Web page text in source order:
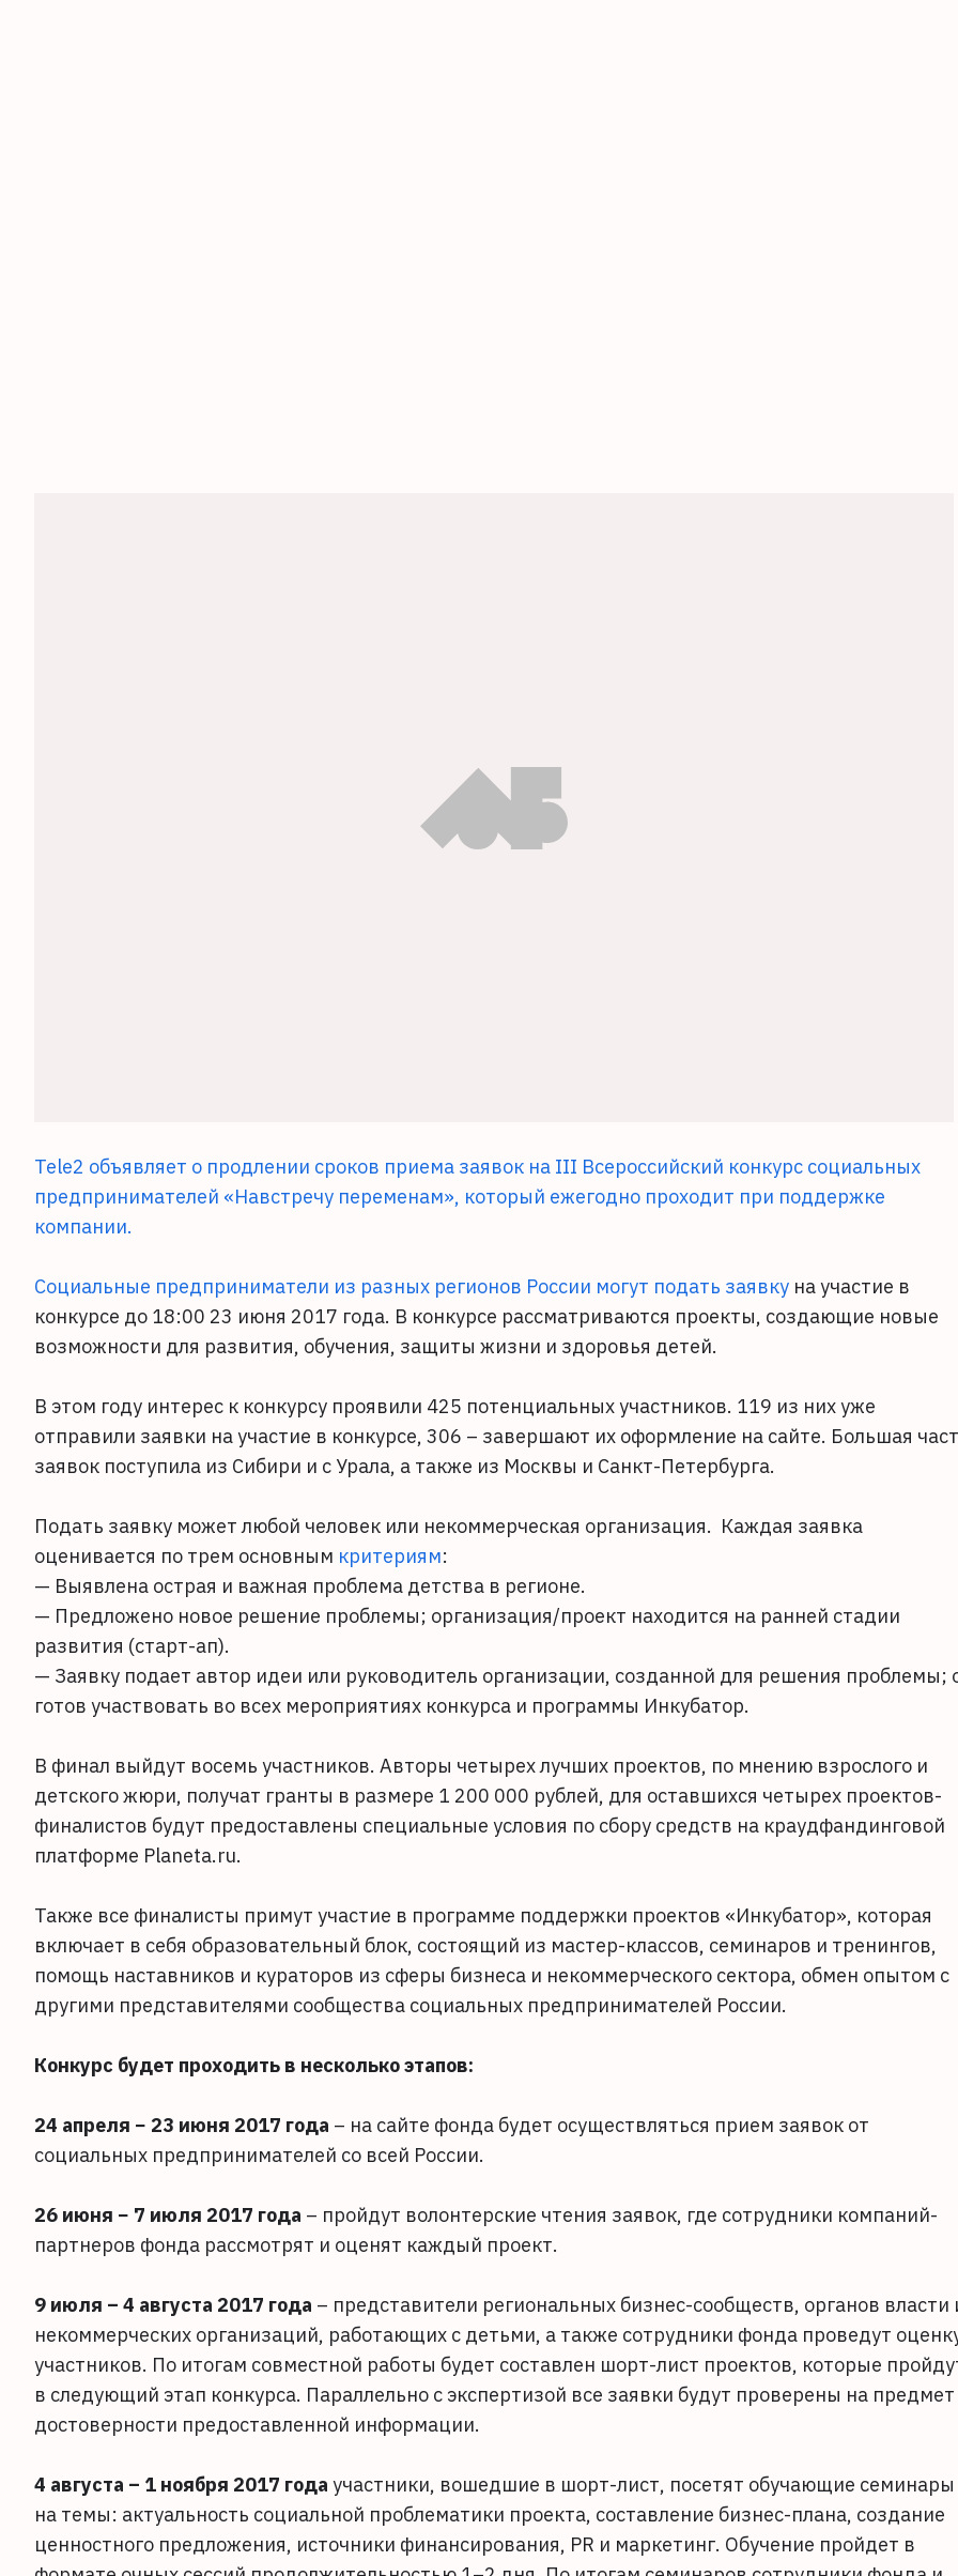
Tele2 объявляет о продлении сроков приема заявок на III Всероссийский конкурс социальных
предпринимателей «Навстречу переменам», который ежегодно проходит при поддержке
компании.
Социальные предприниматели из разных регионов России могут подать заявку на участие в
конкурсе до 18:00 23 июня 2017 года. В конкурсе рассматриваются проекты, создающие новые
возможности для развития, обучения, защиты жизни и здоровья детей.
В этом году интерес к конкурсу проявили 425 потенциальных участников. 119 из них уже
отправили заявки на участие в конкурсе, 306 – завершают их оформление на сайте. Большая
заявок поступила из Сибири и с Урала, а также из Москвы и Санкт-Петербурга.
Подать заявку может любой человек или некоммерческая организация. Каждая заявка
оценивается по трем основным критериям:
— Выявлена острая и важная проблема детства в регионе.
— Предложено новое решение проблемы; организация/проект находится на ранней стадии
развития (старт-ап).
— Заявку подает автор идеи или руководитель организации, созданной для решения проблемы;
готов участвовать во всех мероприятиях конкурса и программы Инкубатор.
В финал выйдут восемь участников. Авторы четырех лучших проектов, по мнению взрослого и
детского жюри, получат гранты в размере 1 200 000 рублей, для оставшихся четырех проектов-
финалистов будут предоставлены специальные условия по сбору средств на краудфандинговой
платформе Planeta.ru.
Также все финалисты примут участие в программе поддержки проектов «Инкубатор», которая
включает в себя образовательный блок, состоящий из мастер-классов, семинаров и тренингов,
помощь наставников и кураторов из сферы бизнеса и некоммерческого сектора, обмен опытом с
другими представителями сообщества социальных предпринимателей России.
Конкурс будет проходить в несколько этапов:
24 апреля − 23 июня 2017 года – на сайте фонда будет осуществляться прием заявок от
социальных предпринимателей со всей России.
26 июня − 7 июля 2017 года – пройдут волонтерские чтения заявок, где сотрудники компаний-
партнеров фонда рассмотрят и оценят каждый проект.
9 июля – 4 августа 2017 года – представители региональных бизнес-сообществ, органов власти
некоммерческих организаций, работающих с детьми, а также сотрудники фонда проведут
участников. По итогам совместной работы будет составлен шорт-лист проектов, которые
в следующий этап конкурса. Параллельно с экспертизой все заявки будут проверены на предмет
достоверности предоставленной информации.
4 августа – 1 ноября 2017 года участники, вошедшие в шорт-лист, посетят обучающие семинары
на темы: актуальность социальной проблематики проекта, составление бизнес-плана, создание
ценностного предложения, источники финансирования, PR и маркетинг. Обучение пройдет в